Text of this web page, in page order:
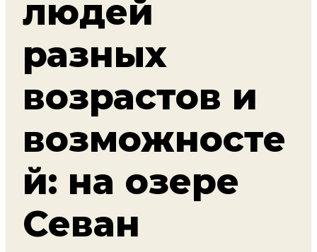
людей
разных
возрастов и
возможносте
й: на озере
Севан